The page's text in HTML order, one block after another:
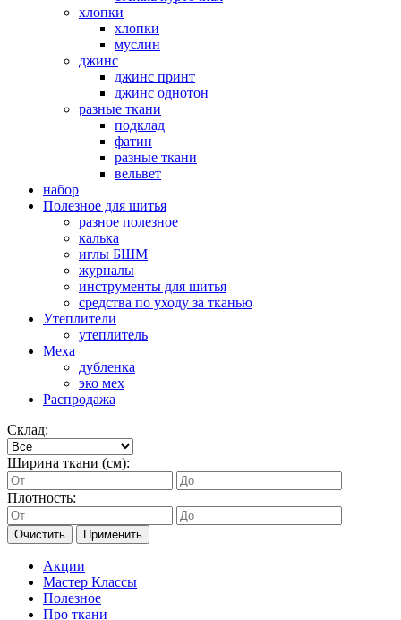
хлопки
хлопки
муслин
джинс
джинс принт
джинс однотон
разные ткани
подклад
фатин
разные ткани
вельвет
набор
Полезное для шитья
разное полезное
калька
иглы БШМ
журналы
инструменты для шитья
средства по уходу за тканью
Утеплители
утеплитель
Меха
дубленка
эко мех
Распродажа
Склад:
Ширина ткани (см):
Плотность:
Очистить Применить
Акции
Мастер Классы
Полезное
Про ткани